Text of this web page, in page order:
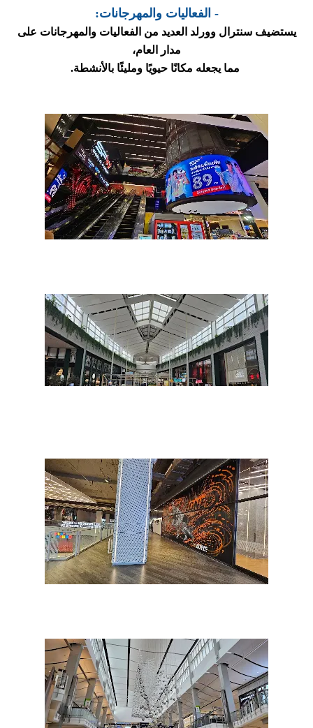
- الفعاليات والمهرجانات:
يستضيف سنترال وورلد العديد من الفعاليات والمهرجانات على
مدار العام،
مما يجعله مكانًا حيويًا ومليئًا بالأنشطة.